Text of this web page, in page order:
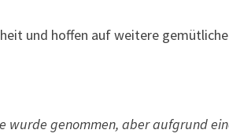
und hoffen auf weitere
wurde genommen, aber aufgrund